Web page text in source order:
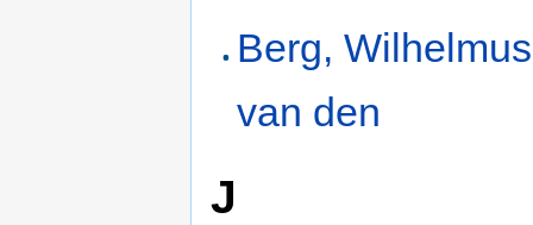
Berg,
van den
J